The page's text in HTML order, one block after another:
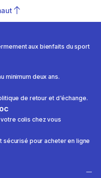
aux bienfaits du sport
minimum deux ans.
de retour et d'échange.
colis chez vous
sécurisé pour acheter en ligne